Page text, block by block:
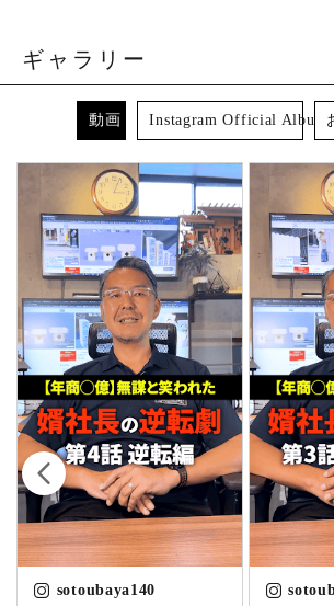
ギャラリー
動画 Instagram Official Album
sotoubaya140